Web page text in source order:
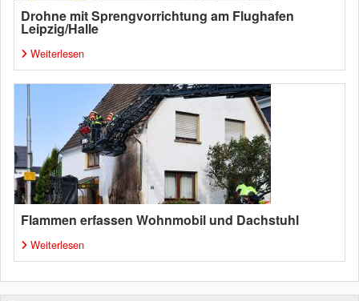
Drohne mit Sprengvorrichtung am Flughafen
Leipzig/Halle
Weiterlesen
Flammen erfassen Wohnmobil und Dachstuhl
Weiterlesen